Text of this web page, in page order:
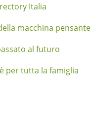
Italia
macchina pensante
al futuro
per tutta la famiglia